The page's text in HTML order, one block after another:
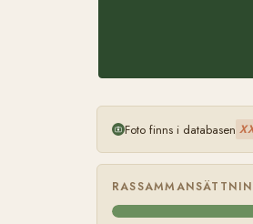
Foto finns i databasen